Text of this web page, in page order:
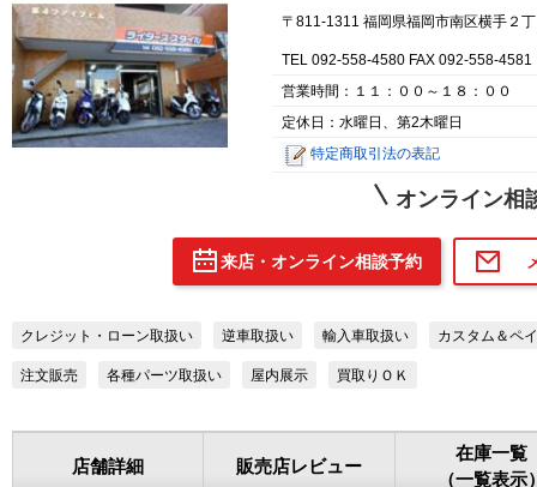
〒811-1311 福岡県福岡市南区横手２
TEL 092-558-4580 FAX 092-558-4581
営業時間：１１：００～１８：００
定休日：水曜日、第2木曜日
特定商取引法の表記
オンライン相
来店・オンライン相談予約
クレジット・ローン取扱い 逆車取扱い 輸入車取扱い カスタム＆ペ
注文販売 各種パーツ取扱い 屋内展示 買取りＯＫ
店舗詳細 販売店レビュー
在庫一覧
（一覧表示